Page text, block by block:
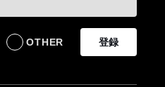
OTHER 登録